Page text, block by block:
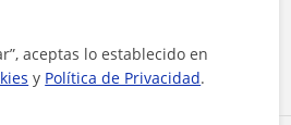
ahora
aceptas lo establecido en
y Política de Privacidad.